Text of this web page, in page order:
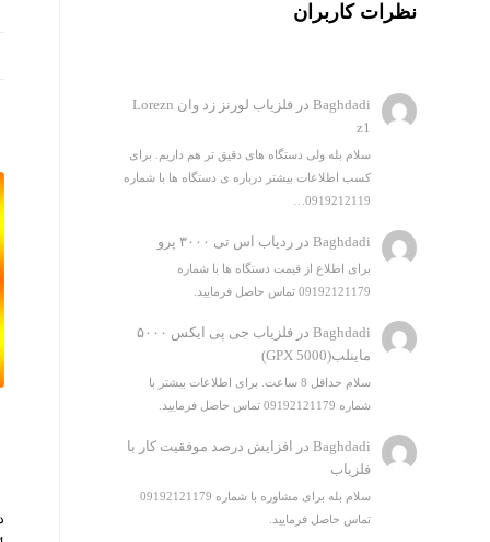
نظرات کاربران
Baghdadi در
فلزیاب لورنز زد وان Lorezn
z1
سلام بله ولی دستگاه های دقیق تر هم داریم. برای
کسب اطلاعات بیشتر درباره ی دستگاه ها با شماره
0919212119…
Baghdadi درردیاب اس تی ۳۰۰۰ پرو
برای اطلاع از قیمت دستگاه ها با شماره
09192121179 تماس حاصل فرمایید.
Baghdadi در
فلزیاب جی پی ایکس ۵۰۰۰
ماینلب(GPX 5000)
سلام حداقل 8 ساعت. برای اطلاعات بیشتر با
شماره 09192121179 تماس حاصل فرمایید.
Baghdadi در
افزایش درصد موفقیت کار با
فلزیاب
سلام بله برای مشاوره با شماره 09192121179
تماس حاصل فرمایید.